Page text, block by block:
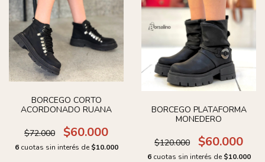
BORCEGO CORTO
ACORDONADO RUANA
$72.000 $60.000
6 cuotas sin interés de $10.000
BORCEGO PLATAFORMA
MONEDERO
$120.000 $60.000
6 cuotas sin interés de $10.000